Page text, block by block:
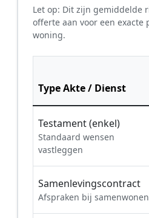
Let op: Dit zijn gemiddelde
offerte aan voor een
woning.
Type Akte / Dienst
Testament (enkel)
Standaard wensen
vastleggen
Samenlevingscontract
Afspraken bij samenwonen